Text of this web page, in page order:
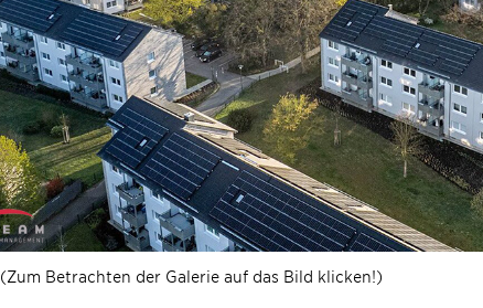
(Zum Betrachten der Galerie auf das Bild klicken!)